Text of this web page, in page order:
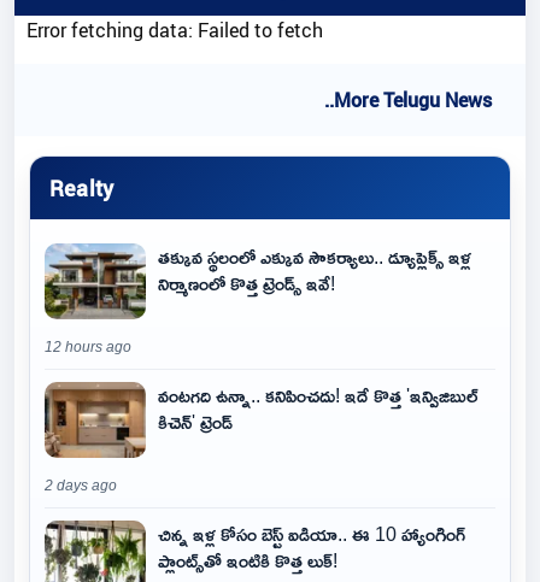
Error fetching data: Failed to fetch
..More Telugu News
Realty
తక్కువ స్థలంలో ఎక్కువ సౌకర్యాలు.. డ్యూప్లెక్స్ ఇళ్ల
నిర్మాణంలో కొత్త ట్రెండ్స్ ఇవే!
12 hours ago
వంటగది ఉన్నా.. కనిపించదు! ఇదే కొత్త 'ఇన్విజిబుల్
కిచెన్' ట్రెండ్
2 days ago
చిన్న ఇళ్ల కోసం బెస్ట్ ఐడియా.. ఈ 10 హ్యాంగింగ్
ప్లాంట్స్‌తో ఇంటికి కొత్త లుక్!